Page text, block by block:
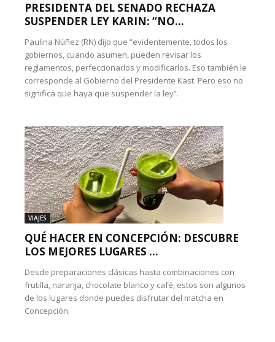
PRESIDENTA DEL SENADO RECHAZA
SUSPENDER LEY KARIN: “NO...
Paulina Núñez (RN) dijo que “evidentemente, todos los
gobiernos, cuando asumen, pueden revisar los
reglamentos, perfeccionarlos y modificarlos. Eso también le
corresponde al Gobierno del Presidente Kast. Pero eso no
significa que haya que suspender la ley”.
VIAJES
QUÉ HACER EN CONCEPCIÓN: DESCUBRE
LOS MEJORES LUGARES ...
Desde preparaciones clásicas hasta combinaciones con
frutilla, naranja, chocolate blanco y café, estos son algunos
de los lugares donde puedes disfrutar del matcha en
Concepción.